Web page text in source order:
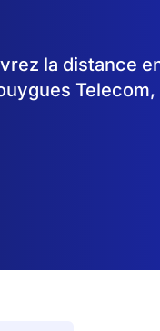
la distance
Telecom,